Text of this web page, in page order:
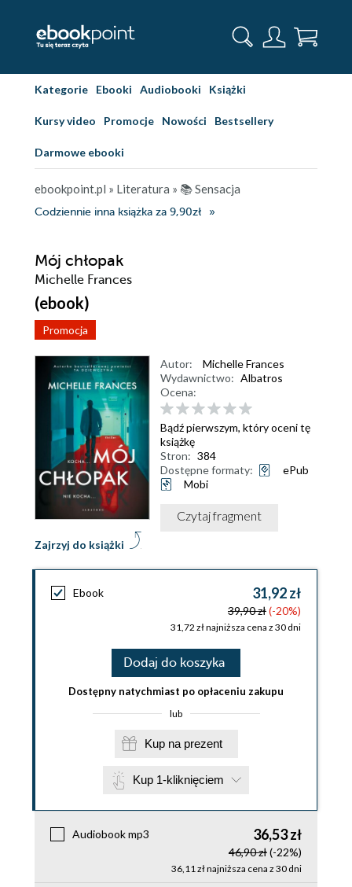
Kategorie Ebooki Audiobooki Książki
Kursy video Promocje Nowości Bestsellery
Darmowe ebooki
ebookpoint.pl » Literatura » 📚 Sensacja
Codziennie inna książka za 9,90zł
Mój chłopak
Michelle Frances
(ebook)
Promocja
Zajrzyj do książki
Autor:
Michelle Frances
Wydawnictwo: Albatros
Ocena:
Bądź pierwszym, który oceni tę
książkę
Stron: 384
Dostępne formaty:
ePub
Mobi
Czytaj fragment
Ebook 31,92 zł
39,90 zł(-20%)
31,72 zł najniższa cena z 30 dni
Dodaj do koszyka
Dostępny natychmiast po opłaceniu zakupu
lub
Kup na prezent
Kup 1-kliknięciem
Audiobook mp3 36,53 zł
46,90 zł(-22%)
36,11 zł najniższa cena z 30 dni